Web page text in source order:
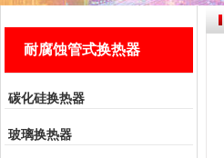
耐腐蚀管式换热器
碳化硅换热器
玻璃换热器